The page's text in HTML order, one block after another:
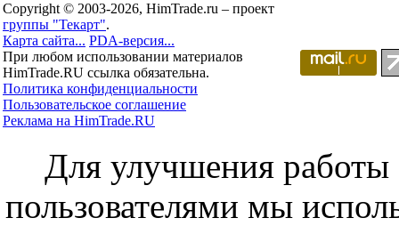
Copyright © 2003-2026, HimTrade.ru – проект
группы "Текарт".
Карта сайта... PDA-версия...
При любом использовании материалов
HimTrade.RU ссылка обязательна.
Политика конфиденциальности
Пользовательское соглашение
Реклама на HimTrade.RU
Для улучшения работы
пользователями мы